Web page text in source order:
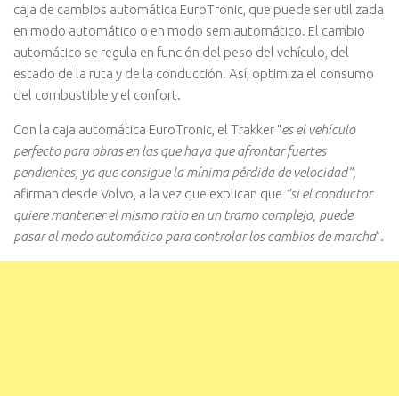
caja de cambios automática EuroTronic, que puede ser utilizada
en modo automático o en modo semiautomático. El cambio
automático se regula en función del peso del vehículo, del
estado de la ruta y de la conducción. Así, optimiza el consumo
del combustible y el confort.
Con la caja automática EuroTronic, el Trakker “es el vehículo
perfecto para obras en las que haya que afrontar fuertes
pendientes, ya que consigue la mínima pérdida de velocidad”,
afirman desde Volvo, a la vez que explican que “si el conductor
quiere mantener el mismo ratio en un tramo complejo, puede
pasar al modo automático para controlar los cambios de marcha”.